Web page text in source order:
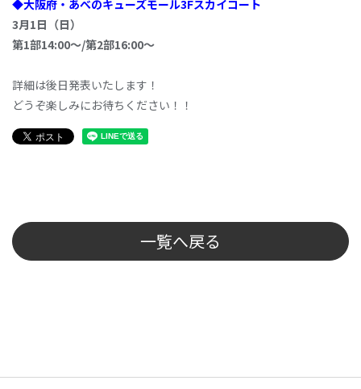
◆大阪府・あべのキューズモール3Fスカイコート
3月1日（日）
第1部14:00～/第2部16:00～
詳細は後日発表いたします！
どうぞ楽しみにお待ちください！！
一覧へ戻る